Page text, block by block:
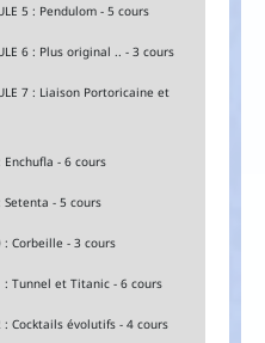
5 : Pendulom - 5 cours
6 : Plus original .. - 3 cours
7 : Liaison Portoricaine et
Enchufla - 6 cours
Setenta - 5 cours
: Corbeille - 3 cours
: Tunnel et Titanic - 6 cours
: Cocktails évolutifs - 4 cours